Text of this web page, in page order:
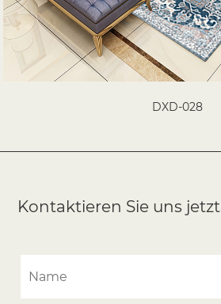
DXD-028
Kontaktieren Sie uns jetzt